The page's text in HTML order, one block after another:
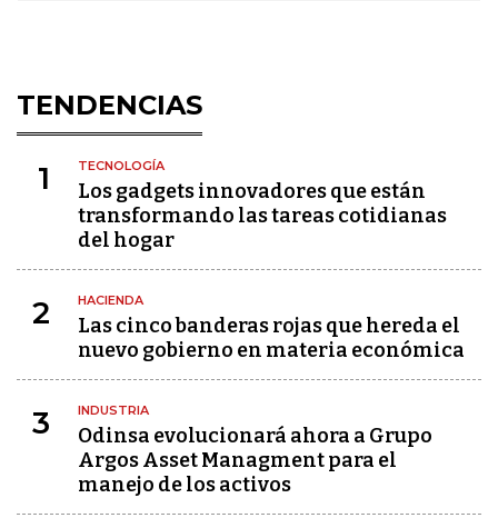
TENDENCIAS
1 TECNOLOGÍA
Los gadgets innovadores que están
transformando las tareas cotidianas
del hogar
2 HACIENDA
Las cinco banderas rojas que hereda el
nuevo gobierno en materia económica
3 INDUSTRIA
Odinsa evolucionará ahora a Grupo
Argos Asset Managment para el
manejo de los activos